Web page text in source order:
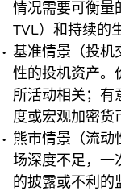
情况需要可衡量
TVL）和持续的
基准情景（投机
性的投机资产。
所活动相关；有
度或宏观加密
熊市情景（流动
场深度不足，一
的披露或不利的